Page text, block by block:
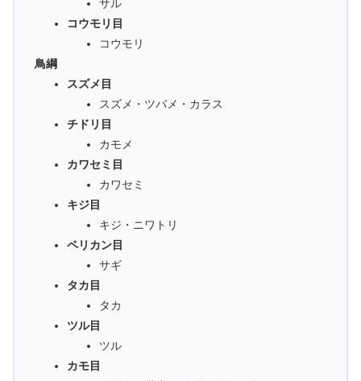
サル
コウモリ目
コウモリ
鳥綱
スズメ目
スズメ・ツバメ・カラス
チドリ目
カモメ
カワセミ目
カワセミ
キジ目
キジ・ニワトリ
ペリカン目
サギ
タカ目
タカ
ツル目
ツル
カモ目